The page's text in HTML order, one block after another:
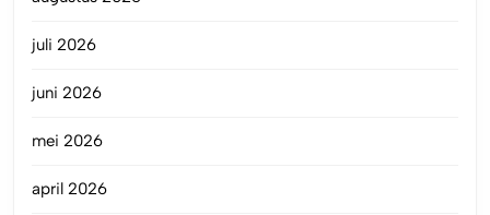
juli 2026
juni 2026
mei 2026
april 2026